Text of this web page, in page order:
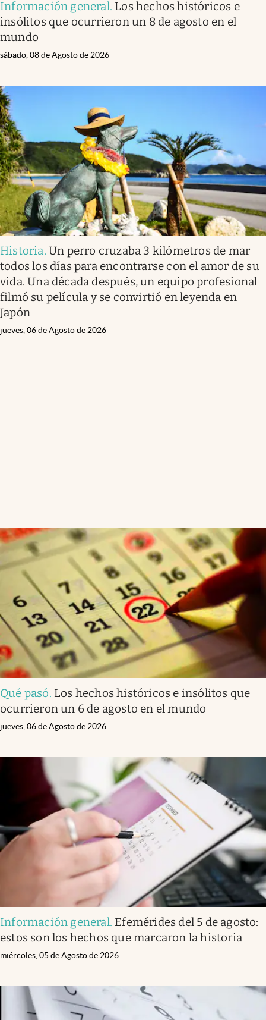
Información general. Los hechos históricos e
insólitos que ocurrieron un 8 de agosto en el
mundo
sábado, 08 de Agosto de 2026
Historia.Un perro cruzaba 3 kilómetros de mar
todos los días para encontrarse con el amor de su
vida. Una década después, un equipo profesional
filmó su película y se convirtió en leyenda en
Japón
jueves, 06 de Agosto de 2026
Qué pasó. Los hechos históricos e insólitos que
ocurrieron un 6 de agosto en el mundo
jueves, 06 de Agosto de 2026
Información general. Efemérides del 5 de agosto:
estos son los hechos que marcaron la historia
miércoles, 05 de Agosto de 2026